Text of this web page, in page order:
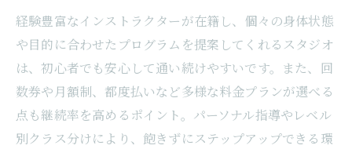
経験豊富なインストラクターが在籍し、個々の身体状態
や目的に合わせたプログラムを提案してくれるスタジオ
は、初心者でも安心して通い続けやすいです。また、回
数券や月額制、都度払いなど多様な料金プランが選べる
点も継続率を高めるポイント。パーソナル指導やレベル
別クラス分けにより、飽きずにステップアップできる環